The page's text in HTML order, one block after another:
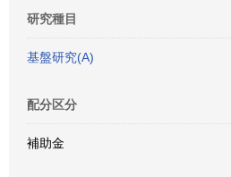
研究種目
基盤研究(A)
配分区分
補助金